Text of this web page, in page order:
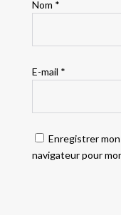
Nom *
E-mail *
Enregistrer
navigateur pour